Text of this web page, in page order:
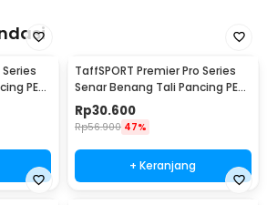
Series
PE
TaffSPORT Premier Pro Series
Senar Benang Tali Pancing PE
Braided 300M 0.23mm
Rp30.600
Rp56.900 47%
+ Keranjang